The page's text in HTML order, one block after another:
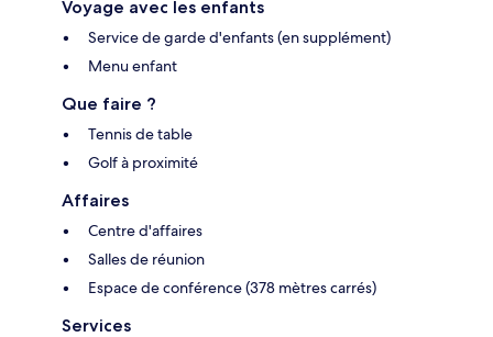
Voyage avec les enfants
Service de garde d'enfants (en supplément)
Menu enfant
Que faire ?
Tennis de table
Golf à proximité
Affaires
Centre d'affaires
Salles de réunion
Espace de conférence (378 mètres carrés)
Services